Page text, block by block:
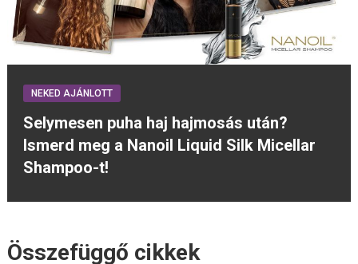
NEKED AJÁNLOTT
Selymesen puha haj hajmosás után?
Ismerd meg a Nanoil Liquid Silk Micellar
Shampoo-t!
Összefüggő cikkek